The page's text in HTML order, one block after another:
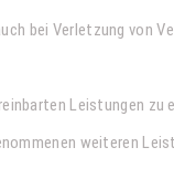
bei Verletzung von
Leistungen zu
weiteren